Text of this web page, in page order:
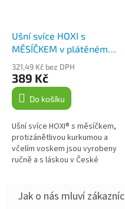
Ušní svíce HOXI s
MĚSÍČKEM v plátěném
pytlíku 10ks
321,49 Kč bez DPH
389 Kč
Do košíku
Ušní svíce HOXI® s měsíčkem,
protizánětlivou kurkumou a
včelím voskem jsou vyrobeny
ručně a s láskou v České